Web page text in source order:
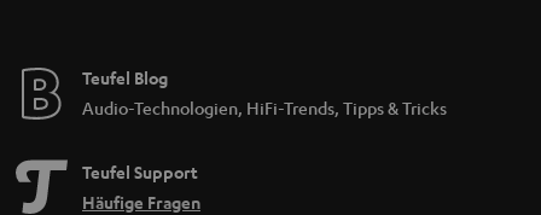
Teufel Blog
Audio-Technologien, HiFi-Trends, Tipps & Tricks
Teufel Support
Häufige Fragen